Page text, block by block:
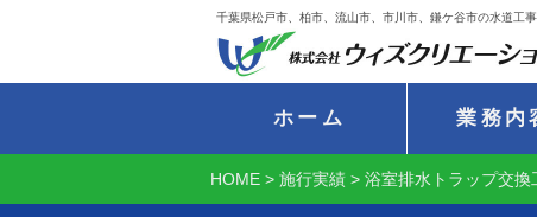
千葉県松戸市、柏市、流山市、市川市、鎌ケ谷市の水道工事
ホーム 業務内
HOME > 施行実績 > 浴室排水トラップ交換